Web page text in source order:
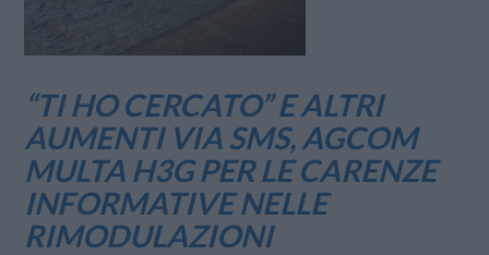
“TI HO CERCATO” E ALTRI
AUMENTI VIA SMS, AGCOM
MULTA H3G PER LE CARENZE
INFORMATIVE NELLE
RIMODULAZIONI